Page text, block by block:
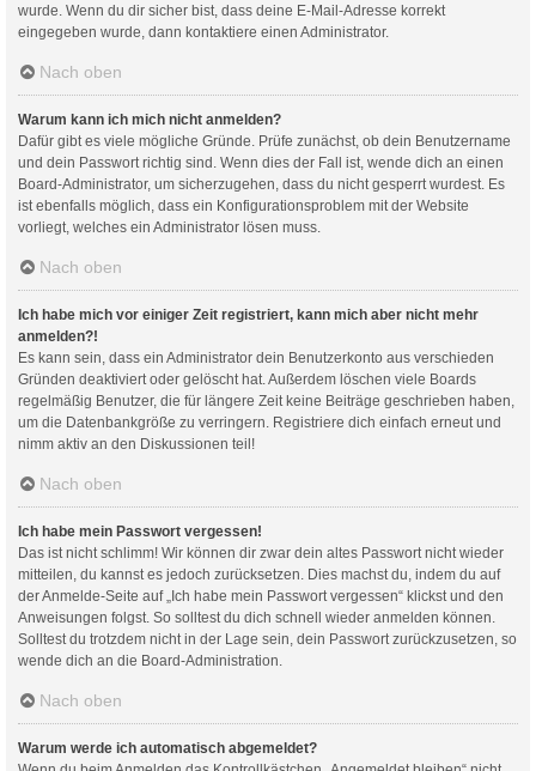
wurde. Wenn du dir sicher bist, dass deine E-Mail-Adresse korrekt
eingegeben wurde, dann kontaktiere einen Administrator.
Nach oben
Warum kann ich mich nicht anmelden?
Dafür gibt es viele mögliche Gründe. Prüfe zunächst, ob dein Benutzername
und dein Passwort richtig sind. Wenn dies der Fall ist, wende dich an einen
Board-Administrator, um sicherzugehen, dass du nicht gesperrt wurdest. Es
ist ebenfalls möglich, dass ein Konfigurationsproblem mit der Website
vorliegt, welches ein Administrator lösen muss.
Nach oben
Ich habe mich vor einiger Zeit registriert, kann mich aber nicht mehr
anmelden?!
Es kann sein, dass ein Administrator dein Benutzerkonto aus verschieden
Gründen deaktiviert oder gelöscht hat. Außerdem löschen viele Boards
regelmäßig Benutzer, die für längere Zeit keine Beiträge geschrieben haben,
um die Datenbankgröße zu verringern. Registriere dich einfach erneut und
nimm aktiv an den Diskussionen teil!
Nach oben
Ich habe mein Passwort vergessen!
Das ist nicht schlimm! Wir können dir zwar dein altes Passwort nicht wieder
mitteilen, du kannst es jedoch zurücksetzen. Dies machst du, indem du auf
der Anmelde-Seite auf „Ich habe mein Passwort vergessen“ klickst und den
Anweisungen folgst. So solltest du dich schnell wieder anmelden können.
Solltest du trotzdem nicht in der Lage sein, dein Passwort zurückzusetzen, so
wende dich an die Board-Administration.
Nach oben
Warum werde ich automatisch abgemeldet?